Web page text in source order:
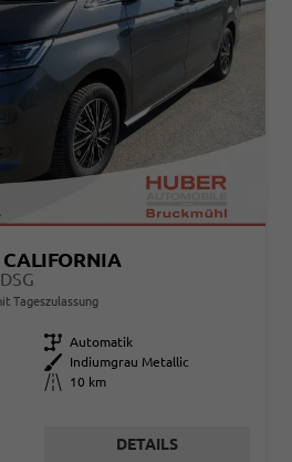
CALIFORNIA
Tageszulassung
Getriebe Automatik
Außenfarbe
Indiumgrau Metallic
Kilometerstand
10 km
DETAILS